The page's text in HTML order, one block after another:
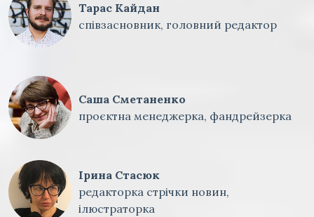
Тарас Кайдан
співзасновник, головний редактор
Саша Сметаненко
проєктна менеджерка, фандрейзерка
Ірина Стасюк
редакторка стрічки новин,
ілюстраторка